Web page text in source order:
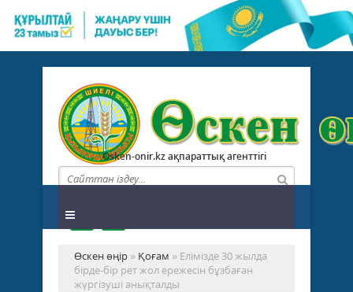
Osken-onir.kz ақпараттық агенттігі
Өскен өңір » Қоғам » Елімізде 30 жылда
бірде-бір рет жол ережесін бұзбаған
жүргізуші анықталды